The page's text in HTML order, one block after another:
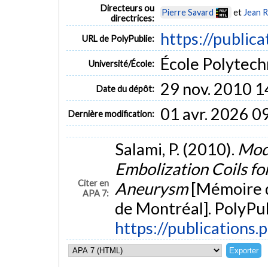
Directeurs ou
directrices:
Pierre Savard et Jean
URL de PolyPublie: https://
Université/École: École
Date du dépôt: 29 nov. 2010
Dernière modification: 01 avr. 2026
Citer en
APA 7:
Salami, P. (2010).
Embolization Coils
Aneurysm[Mémoire
de Montréal].
https://